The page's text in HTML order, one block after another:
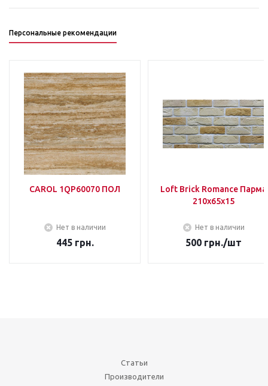
Персональные рекомендации
CAROL 1QP60070 ПОЛ
Нет в наличии
445грн.
Loft Brick Romance Парма
210х65х15
Нет в наличии
500 грн./шт
Статьи
Производители